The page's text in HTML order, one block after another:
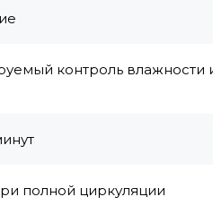
контроль влажности
полной циркуляции